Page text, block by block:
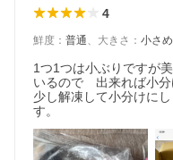
4
鮮度 ： 普通、 大きさ ： 小さめ
1つ1つは小ぶりですが
いるので　出来れば小
少し解凍して小分けに
す。